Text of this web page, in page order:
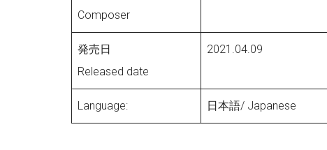
Composer
発売日
Released date
2021.04.09
Language: 日本語/ Japanese